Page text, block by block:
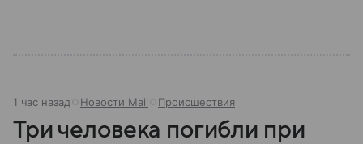
1 час назад Новости Mail Происшествия
Три человека погибли при